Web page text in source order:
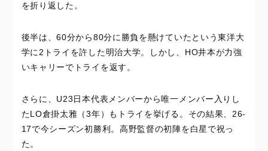
を折り返した。
後半は、60分から80分に勝負を懸けていたという東洋大
学に2トライを許した明治大学。しかし、HO井本が力強
いキャリーでトライを返す。
さらに、U23日本代表メンバーから唯一メンバー入りし
たLO倉掛太雅（3年）もトライを挙げる。その結果、26-
17で今シーズン初勝利。高野監督の初陣を白星で祝っ
た。